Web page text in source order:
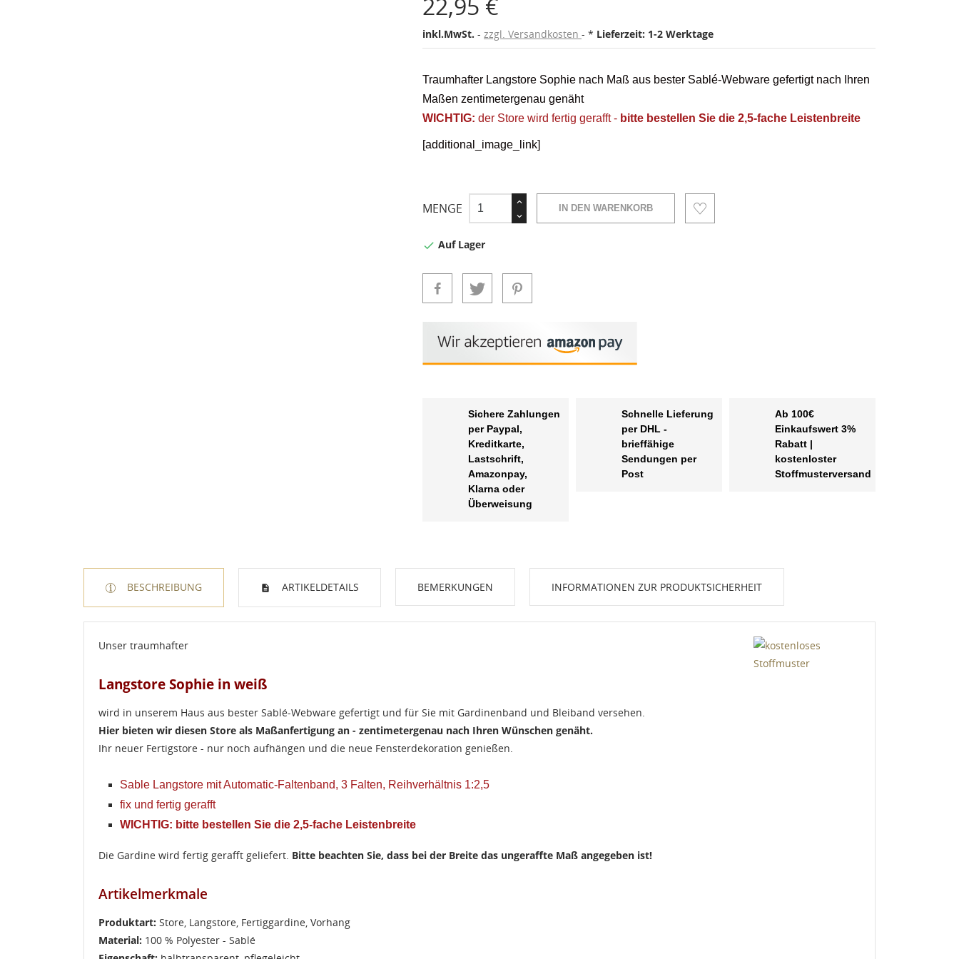
inkl.MwSt. zzgl. Versandkosten * Lieferzeit: 1-2 Werktage
Traumhafter Langstore Sophie nach Maß aus bester Sablé-Webware gefertigt nach Ihren
Maßen zentimetergenau genäht
WICHTIG: der Store wird fertig gerafft - bitte bestellen Sie die 2,5-fache Leistenbreite
[additional_image_link]
MENGE IN DEN WARENKORB
 Auf Lager
Sichere Zahlungen
per Paypal,
Kreditkarte,
Lastschrift,
Amazonpay,
Klarna oder
Überweisung
Schnelle Lieferung
per DHL -
brieffähige
Sendungen per
Post
Ab 100€
Einkaufswert 3%
Rabatt |
kostenloster
Stoffmusterversand
BESCHREIBUNG ARTIKELDETAILS BEMERKUNGEN INFORMATIONEN ZUR PRODUKTSICHERHEIT
Unser traumhafter
Langstore Sophie in weiß
wird in unserem Haus aus bester Sablé-Webware gefertigt und für Sie mit Gardinenband und Bleiband versehen.
Hier bieten wir diesen Store als Maßanfertigung an - zentimetergenau nach Ihren Wünschen genäht.
Ihr neuer Fertigstore - nur noch aufhängen und die neue Fensterdekoration genießen.
Sable Langstore mit Automatic-Faltenband, 3 Falten, Reihverhältnis 1:2,5
fix und fertig gerafft
WICHTIG: bitte bestellen Sie die 2,5-fache Leistenbreite
Die Gardine wird fertig gerafft geliefert. Bitte beachten Sie, dass bei der Breite das ungeraffte Maß angegeben ist!
Artikelmerkmale
Produktart: Store, Langstore, Fertiggardine, Vorhang
Material: 100 % Polyester - Sablé